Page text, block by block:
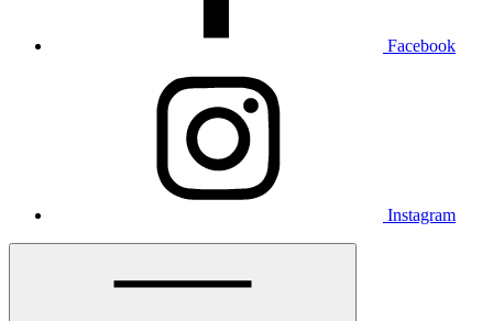
Facebook
Instagram